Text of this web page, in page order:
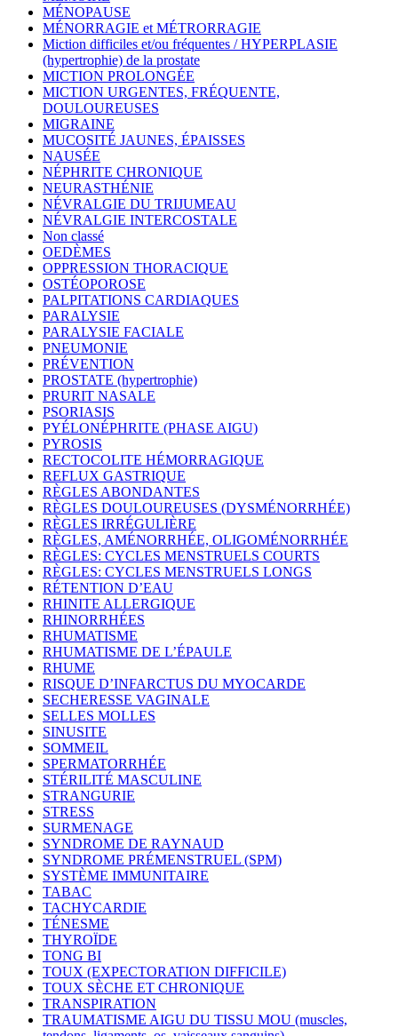
MÉNOPAUSE
MÉNORRAGIE et MÉTRORRAGIE
Miction difficiles et/ou fréquentes / HYPERPLASIE
(hypertrophie) de la prostate
MICTION PROLONGÉE
MICTION URGENTES, FRÉQUENTE,
DOULOUREUSES
MIGRAINE
MUCOSITÉ JAUNES, ÉPAISSES
NAUSÉE
NÉPHRITE CHRONIQUE
NEURASTHÉNIE
NÉVRALGIE DU TRIJUMEAU
NÉVRALGIE INTERCOSTALE
Non classé
OEDÈMES
OPPRESSION THORACIQUE
OSTÉOPOROSE
PALPITATIONS CARDIAQUES
PARALYSIE
PARALYSIE FACIALE
PNEUMONIE
PRÉVENTION
PROSTATE (hypertrophie)
PRURIT NASALE
PSORIASIS
PYÉLONÉPHRITE (PHASE AIGU)
PYROSIS
RECTOCOLITE HÉMORRAGIQUE
REFLUX GASTRIQUE
RÈGLES ABONDANTES
RÈGLES DOULOUREUSES (DYSMÉNORRHÉE)
RÈGLES IRRÉGULIÈRE
RÈGLES, AMÉNORRHÉE, OLIGOMÉNORRHÉE
RÈGLES: CYCLES MENSTRUELS COURTS
RÈGLES: CYCLES MENSTRUELS LONGS
RÉTENTION D’EAU
RHINITE ALLERGIQUE
RHINORRHÉES
RHUMATISME
RHUMATISME DE L’ÉPAULE
RHUME
RISQUE D’INFARCTUS DU MYOCARDE
SECHERESSE VAGINALE
SELLES MOLLES
SINUSITE
SOMMEIL
SPERMATORRHÉE
STÉRILITÉ MASCULINE
STRANGURIE
STRESS
SURMENAGE
SYNDROME DE RAYNAUD
SYNDROME PRÉMENSTRUEL (SPM)
SYSTÈME IMMUNITAIRE
TABAC
TACHYCARDIE
TÉNESME
THYROÏDE
TONG BI
TOUX (EXPECTORATION DIFFICILE)
TOUX SÈCHE ET CHRONIQUE
TRANSPIRATION
TRAUMATISME AIGU DU TISSU MOU (muscles,